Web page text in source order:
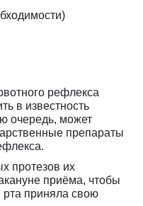
рефлекса
в известность
очередь, может
препараты
протезов их
приёма, чтобы
рта приняла свою